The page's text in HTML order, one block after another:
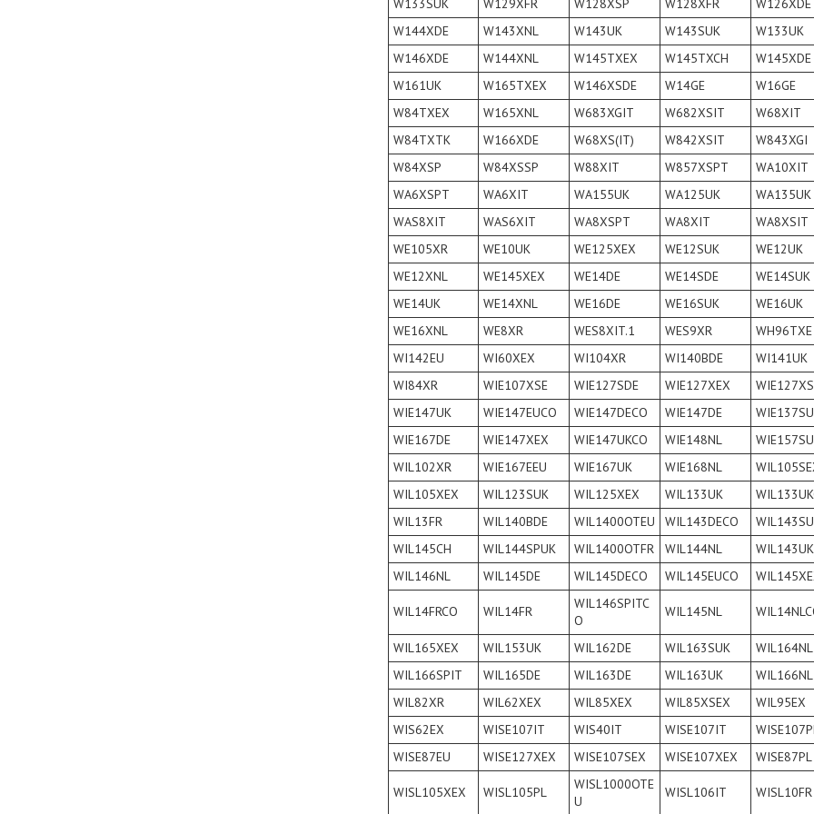
W133SUK W129XFR W128XSP W128XFR
W126XDE
W144XDE
W143XNL W143UK W143SUK
W133UK
W146XDE
W144XNL W145TXEX W145TXCH
W145XDE
W161UK
W165TXEX W146XSDE W14GE
W16GE
W84TXEX
W165XNL W683XGIT W682XSIT
W68XIT
W84TXTK
W166XDE W68XS(IT) W842XSIT
W843XGI
W84XSP
W84XSSP W88XIT W857XSPT
WA10XIT
WA6XSPT
WA6XIT WA155UK WA125UK
WA135UK
WAS8XIT
WAS6XIT WA8XSPT WA8XIT
WA8XSIT
WE105XR
WE10UK WE125XEX WE12SUK
WE12UK
WE12XNL
WE145XEX WE14DE WE14SDE
WE14SUK
WE14UK
WE14XNL WE16DE WE16SUK
WE16UK
WE16XNL
WE8XR WES8XIT.1 WES9XR
WH96TXE
WI142EU
WI60XEX WI104XR WI140BDE
WI141UK
WI84XR
WIE107XSE WIE127SDE WIE127XEX
WIE147UK
WIE147EUCO WIE147DECO WIE147DE
WIE167DE
WIE147XEX WIE147UKCO WIE148NL
WIL102XR
WIE167EEU WIE167UK WIE168NL
WIL105XEX
WIL123SUK WIL125XEX WIL133UK
WIL13FR
WIL140BDE WIL1400OTEU WIL143DECO
WIL145CH
WIL144SPUK WIL1400OTFR WIL144NL
WIL143UK
WIL146NL
WIL145DE WIL145DECO WIL145EUCO
WIL14FRCO WIL14FR
WIL146SPITC
O
WIL145NL
WIL165XEX WIL153UK WIL162DE WIL163SUK
WIL164NL
WIL166SPIT
WIL165DE WIL163DE WIL163UK
WIL166NL
WIL82XR
WIL62XEX WIL85XEX WIL85XSEX
WIL95EX
WIS62EX
WISE107IT WIS40IT WISE107IT
WISE87EU
WISE127XEX WISE107SEX WISE107XEX WISE87PL
WISL105XEX WISL105PL
WISL1000OTE
U
WISL106IT WISL10FR